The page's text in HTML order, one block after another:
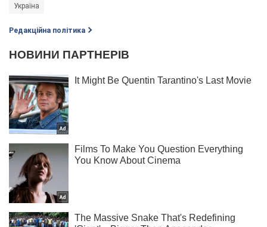
Україна
Редакційна політика